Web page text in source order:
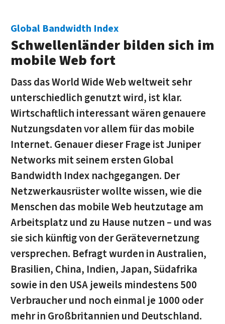
Global Bandwidth Index
Schwellenländer bilden sich im
mobile Web fort
Dass das World Wide Web weltweit sehr
unterschiedlich genutzt wird, ist klar.
Wirtschaftlich interessant wären genauere
Nutzungsdaten vor allem für das mobile
Internet. Genauer dieser Frage ist Juniper
Networks mit seinem ersten Global
Bandwidth Index nachgegangen. Der
Netzwerkausrüster wollte wissen, wie die
Menschen das mobile Web heutzutage am
Arbeitsplatz und zu Hause nutzen – und was
sie sich künftig von der Gerätevernetzung
versprechen. Befragt wurden in Australien,
Brasilien, China, Indien, Japan, Südafrika
sowie in den USA jeweils mindestens 500
Verbraucher und noch einmal je 1000 oder
mehr in Großbritannien und Deutschland.